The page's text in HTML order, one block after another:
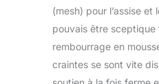
(mesh) pour l’assise
pouvais être sceptique
rembourrage en
craintes se sont vite